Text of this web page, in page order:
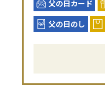
父の日カード
父の日のし